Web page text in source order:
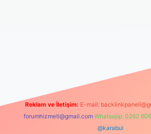
Reklam ve İletişim: E-mail:
forumhizmeti@gmail.com Whatsapp: 0262
@karabul